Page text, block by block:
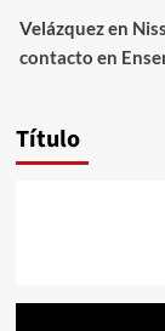
Velázquezen
contacto en
Título